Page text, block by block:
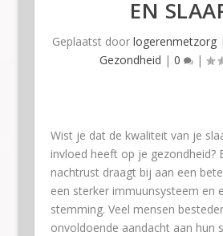
EN
Geplaatst doorlogerenmetzorg
Gezondheid |0 |
Wist je dat de kwaliteit van je
invloed heeft op je gezondheid?
nachtrust draagt bij aan een
een sterker immuunsysteem en
stemming. Veel mensen
onvoldoende aandacht aan hun